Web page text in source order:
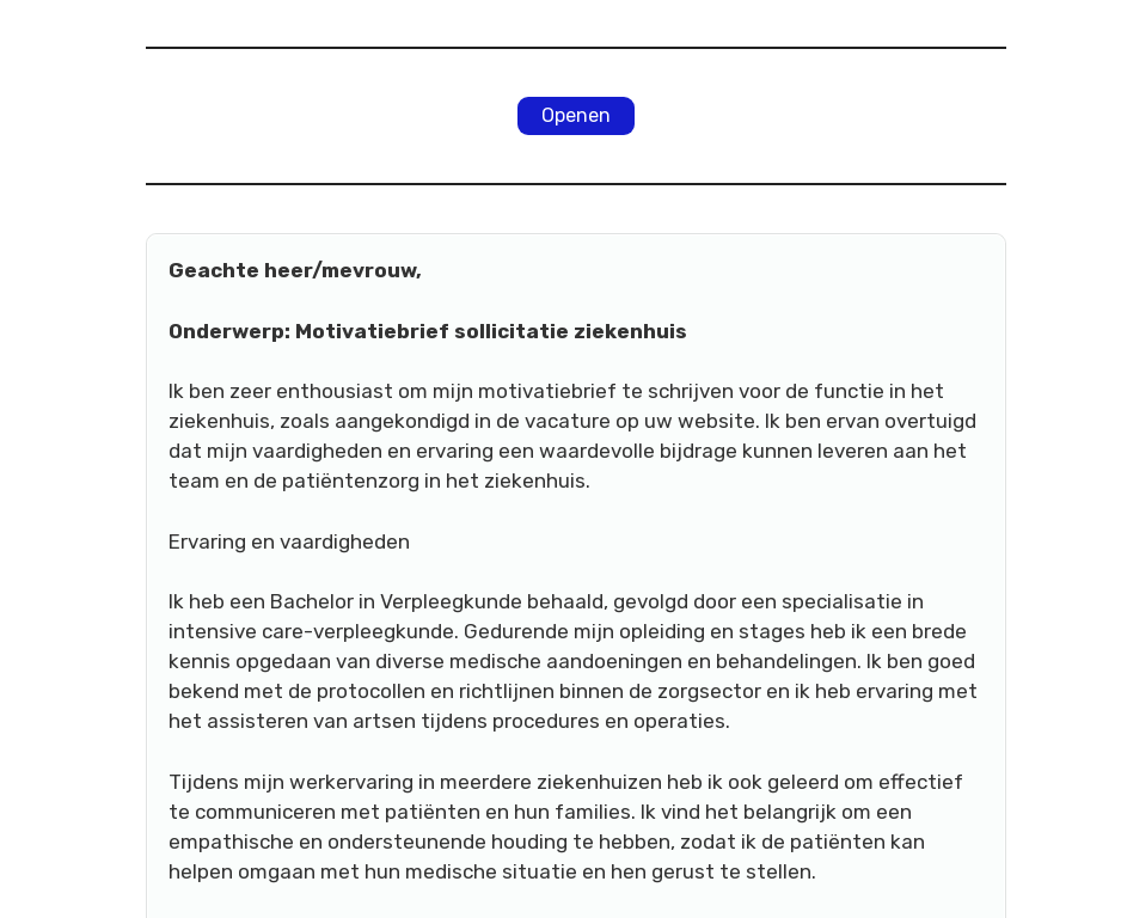
Openen
Geachte heer/mevrouw,
Onderwerp: Motivatiebrief sollicitatie ziekenhuis
Ik ben zeer enthousiast om mijn motivatiebrief te schrijven voor de functie in het
ziekenhuis, zoals aangekondigd in de vacature op uw website. Ik ben ervan overtuigd
dat mijn vaardigheden en ervaring een waardevolle bijdrage kunnen leveren aan het
team en de patiëntenzorg in het ziekenhuis.
Ervaring en vaardigheden
Ik heb een Bachelor in Verpleegkunde behaald, gevolgd door een specialisatie in
intensive care-verpleegkunde. Gedurende mijn opleiding en stages heb ik een brede
kennis opgedaan van diverse medische aandoeningen en behandelingen. Ik ben goed
bekend met de protocollen en richtlijnen binnen de zorgsector en ik heb ervaring met
het assisteren van artsen tijdens procedures en operaties.
Tijdens mijn werkervaring in meerdere ziekenhuizen heb ik ook geleerd om effectief
te communiceren met patiënten en hun families. Ik vind het belangrijk om een
empathische en ondersteunende houding te hebben, zodat ik de patiënten kan
helpen omgaan met hun medische situatie en hen gerust te stellen.